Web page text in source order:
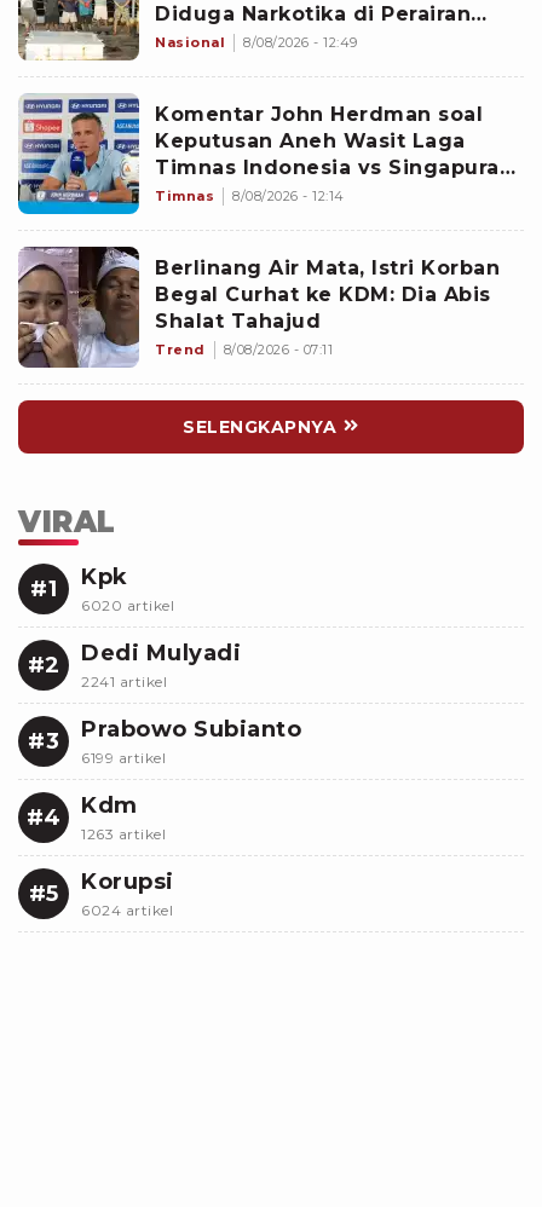
Diduga Narkotika di Perairan
Bintan
Nasional 8/08/2026 - 12:49
Komentar John Herdman soal
Keputusan Aneh Wasit Laga
Timnas Indonesia vs Singapura
di Piala AFF 2026: Percuma
Timnas 8/08/2026 - 12:14
Berlinang Air Mata, Istri Korban
Begal Curhat ke KDM: Dia Abis
Shalat Tahajud
Trend 8/08/2026 - 07:11
SELENGKAPNYA
VIRAL
#1 Kpk
6020 artikel
#2 Dedi Mulyadi
2241 artikel
#3 Prabowo Subianto
6199 artikel
#4 Kdm
1263 artikel
#5 Korupsi
6024 artikel